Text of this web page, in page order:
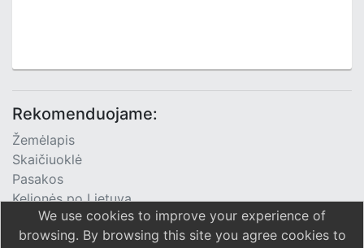
Rekomenduojame:
Žemėlapis
Skaičiuoklė
Pasakos
Kelionės po Lietuvą
TV Programa
We use cookies to improve your experience of
browsing. By browsing this site you agree cookies to